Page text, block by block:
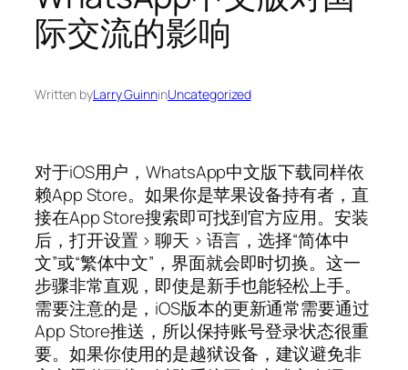
际交流的影响
Written byLarry GuinninUncategorized
对于iOS用户，WhatsApp中文版下载同样依
赖App Store。如果你是苹果设备持有者，直
接在App Store搜索即可找到官方应用。安装
后，打开设置 > 聊天 > 语言，选择“简体中
文”或“繁体中文”，界面就会即时切换。这一
步骤非常直观，即使是新手也能轻松上手。
需要注意的是，iOS版本的更新通常需要通过
App Store推送，所以保持账号登录状态很重
要。如果你使用的是越狱设备，建议避免非